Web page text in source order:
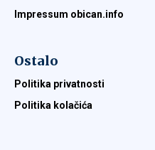
Impressum obican.info
Ostalo
Politika privatnosti
Politika kolačića